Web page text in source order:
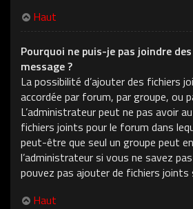
Haut
Pourquoi ne puis-je pas joindre
message ?
La possibilité d’ajouter des fichiers
accordée par forum, par groupe, ou
L’administrateur peut ne pas avoir
fichiers joints pour le forum dans
peut-être que seul un groupe peut
l’administrateur si vous ne savez
pouvez pas ajouter de fichiers joints
Haut